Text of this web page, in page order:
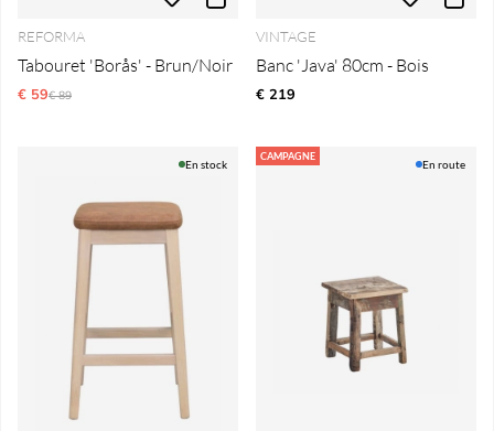
REFORMA
Tabouret 'Borås' - Brun/Noir
€ 59Prix régulier:
€ 89
VINTAGE
Banc 'Java' 80cm - Bois
€ 219
En stock
CAMPAGNE
En route